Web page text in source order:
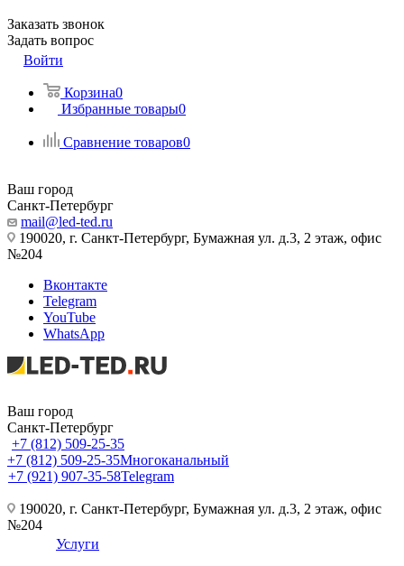
Заказать звонок
Задать вопрос
Войти
Корзина0
Избранные товары0
Сравнение товаров0
Ваш город
Санкт-Петербург
mail@led-ted.ru
190020, г. Санкт-Петербург, Бумажная ул. д.3, 2 этаж, офис
№204
Вконтакте
Telegram
YouTube
WhatsApp
Ваш город
Санкт-Петербург
+7 (812) 509-25-35
+7 (812) 509-25-35Многоканальный
+7 (921) 907-35-58Telegram
190020, г. Санкт-Петербург, Бумажная ул. д.3, 2 этаж, офис
№204
Услуги